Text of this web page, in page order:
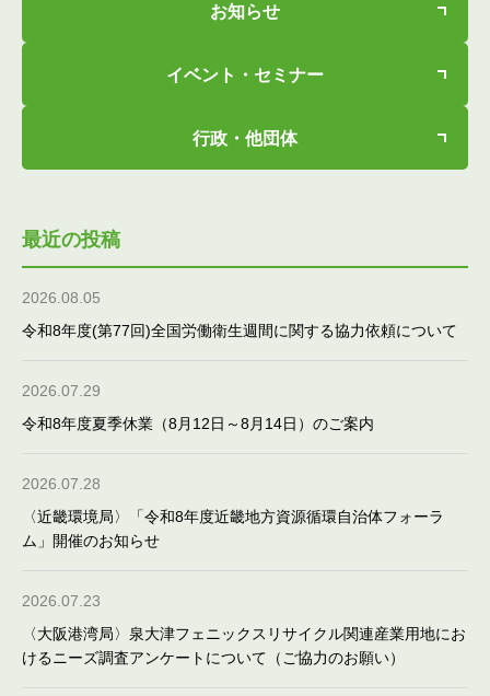
お知らせ
イベント・セミナー
行政・他団体
最近の投稿
2026.08.05
令和8年度(第77回)全国労働衛生週間に関する協力依頼について
2026.07.29
令和8年度夏季休業（8月12日～8月14日）のご案内
2026.07.28
〈近畿環境局〉「令和8年度近畿地方資源循環自治体フォーラ
ム」開催のお知らせ
2026.07.23
〈大阪港湾局〉泉大津フェニックスリサイクル関連産業用地にお
けるニーズ調査アンケートについて（ご協力のお願い）